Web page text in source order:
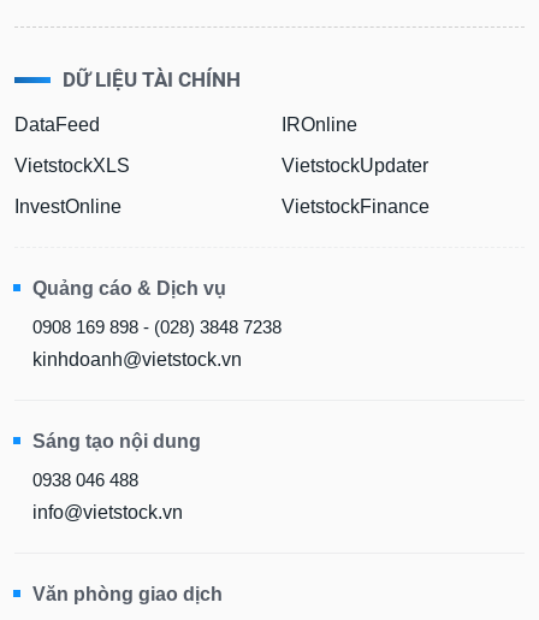
DỮ LIỆU TÀI CHÍNH
DataFeed
VietstockXLS
InvestOnline
IROnline
VietstockUpdater
VietstockFinance
Quảng cáo & Dịch vụ
0908 169 898 - (028) 3848 7238
kinhdoanh@vietstock.vn
Sáng tạo nội dung
0938 046 488
info@vietstock.vn
Văn phòng giao dịch